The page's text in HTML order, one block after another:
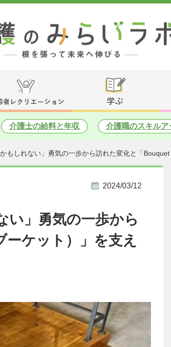
介護士の給料と年収 介護職のスキルア
かもしれない」勇気の一歩から訪れた変化と「
2024/03/12
い」勇気の一歩から
ケット）」を支え